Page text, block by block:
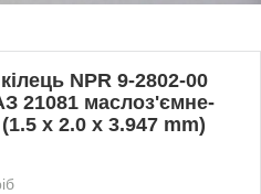
NPR 9-2802-00
21081 маслоз'ємне-
х 2.0 х 3.947 mm)